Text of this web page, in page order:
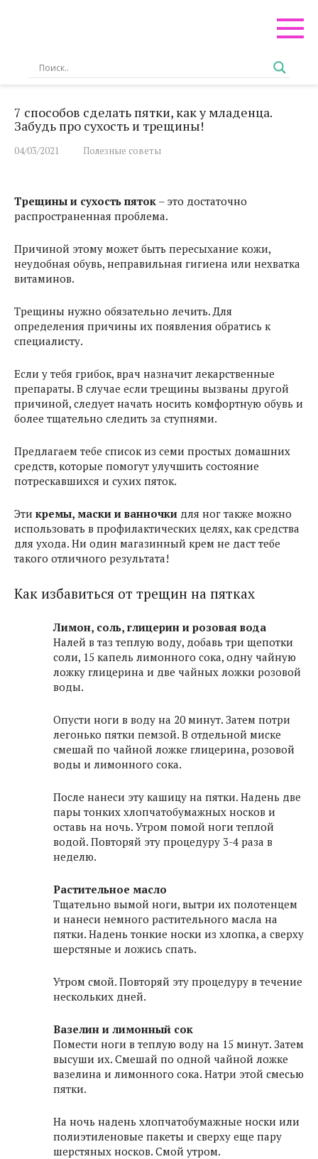
7 способов сделать пятки, как у младенца.
Забудь про сухость и трещины!
04/03/2021 Полезные советы
Трещины и сухость пяток – это достаточно
распространенная проблема.
Причиной этому может быть пересыхание кожи,
неудобная обувь, неправильная гигиена или нехватка
витаминов.
Трещины нужно обязательно лечить. Для
определения причины их появления обратись к
специалисту.
Если у тебя грибок, врач назначит лекарственные
препараты. В случае если трещины вызваны другой
причиной, следует начать носить комфортную обувь и
более тщательно следить за ступнями.
Предлагаем тебе список из семи простых домашних
средств, которые помогут улучшить состояние
потрескавшихся и сухих пяток.
Эти кремы, маски и ванночки для ног также можно
использовать в профилактических целях, как средства
для ухода. Ни один магазинный крем не даст тебе
такого отличного результата!
Как избавиться от трещин на пятках
Лимон, соль, глицерин и розовая вода
Налей в таз теплую воду, добавь три щепотки
соли, 15 капель лимонного сока, одну чайную
ложку глицерина и две чайных ложки розовой
воды.
Опусти ноги в воду на 20 минут. Затем потри
легонько пятки пемзой. В отдельной миске
смешай по чайной ложке глицерина, розовой
воды и лимонного сока.
После нанеси эту кашицу на пятки. Надень две
пары тонких хлопчатобумажных носков и
оставь на ночь. Утром помой ноги теплой
водой. Повторяй эту процедуру 3-4 раза в
неделю.
Растительное масло
Тщательно вымой ноги, вытри их полотенцем
и нанеси немного растительного масла на
пятки. Надень тонкие носки из хлопка, а сверху
шерстяные и ложись спать.
Утром смой. Повторяй эту процедуру в течение
нескольких дней.
Вазелин и лимонный сок
Помести ноги в теплую воду на 15 минут. Затем
высуши их. Смешай по одной чайной ложке
вазелина и лимонного сока. Натри этой смесью
пятки.
На ночь надень хлопчатобумажные носки или
полиэтиленовые пакеты и сверху еще пару
шерстяных носков. Смой утром.